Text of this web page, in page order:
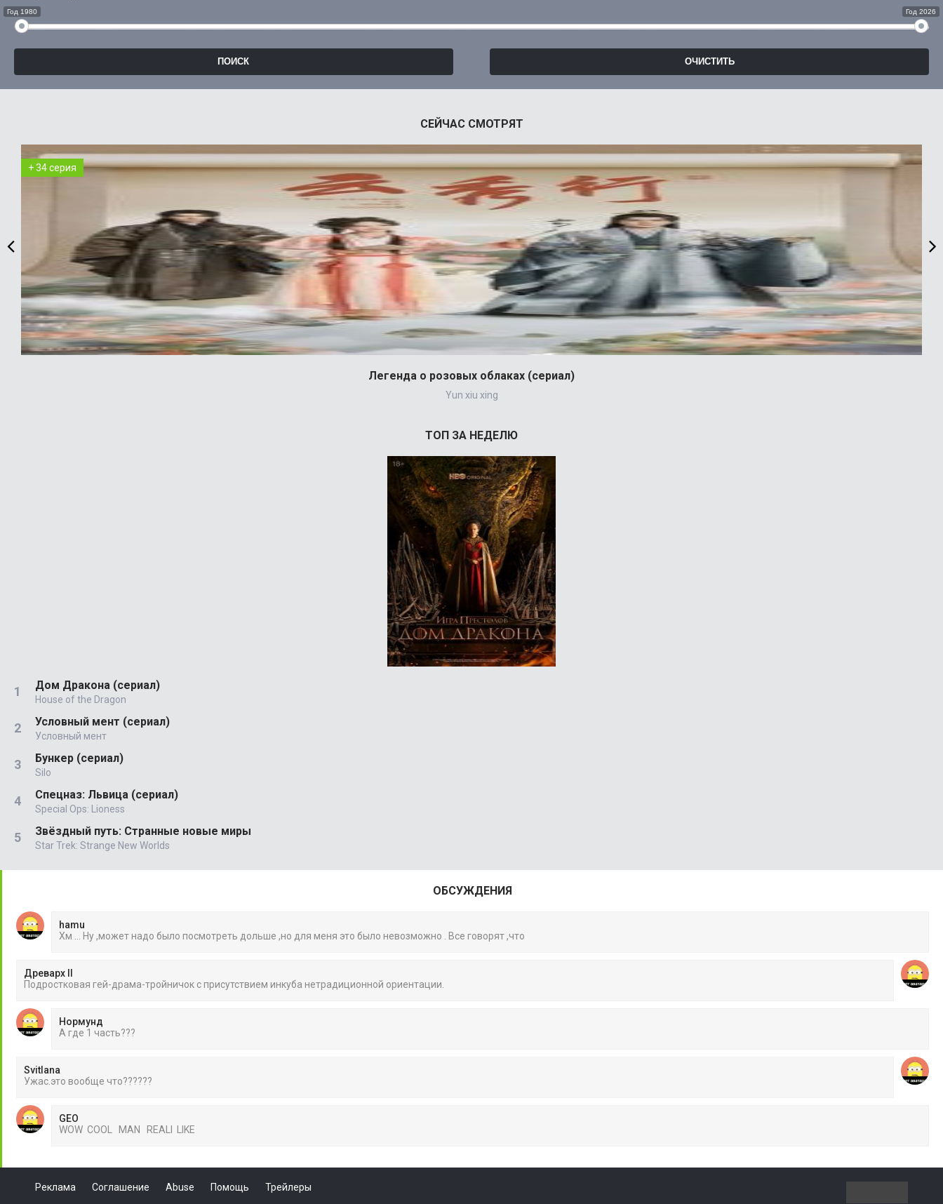
Год 1980 Год 2026
СЕЙЧАС СМОТРЯТ
+ 34 серия
Легенда о розовых облаках (сериал)
Yun xiu xing
ТОП ЗА НЕДЕЛЮ
Дом Дракона (сериал)
House of the Dragon
Условный мент (сериал)
Условный мент
Бункер (сериал)
Silo
Спецназ: Львица (сериал)
Special Ops: Lioness
Звёздный путь: Странные новые миры
Star Trek: Strange New Worlds
ОБСУЖДЕНИЯ
hamu
Хм ... Ну ,может надо было посмотреть дольше ,но для меня это было невозможно . Все говорят ,что
Древарх II
Подростковая гей-драма-тройничок с присутствием инкуба нетрадиционной ориентации.
Нормунд
А где 1 часть???
Svitlana
Ужас.это вообще что??????
GEO
WOW COOL MAN REALI LIKE
Реклама Соглашение Abuse Помощь Трейлеры